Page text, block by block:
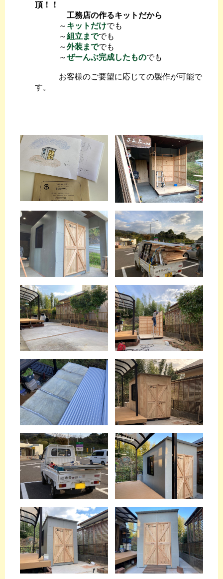
頂！！
工務店の作るキットだから
～ キットだけでも
～組立まででも
～外装まででも
～ぜーんぶ完成したものでも
お客様のご要望に応じての製作が可能で
す。